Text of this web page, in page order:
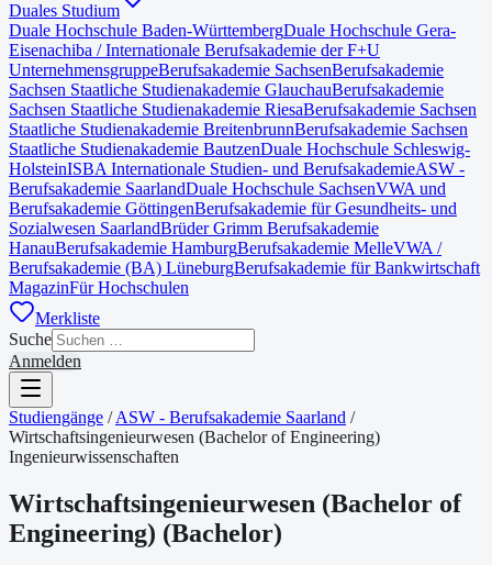
Duales Studium
Duale Hochschule Baden-WürttembergDuale Hochschule Gera-
Eisenachiba / Internationale Berufsakademie der F+U
UnternehmensgruppeBerufsakademie SachsenBerufsakademie
Sachsen Staatliche Studienakademie GlauchauBerufsakademie
Sachsen Staatliche Studienakademie RiesaBerufsakademie Sachsen
Staatliche Studienakademie BreitenbrunnBerufsakademie Sachsen
Staatliche Studienakademie BautzenDuale Hochschule Schleswig-
HolsteinISBA Internationale Studien- und BerufsakademieASW -
Berufsakademie SaarlandDuale Hochschule SachsenVWA und
Berufsakademie GöttingenBerufsakademie für Gesundheits- und
Sozialwesen SaarlandBrüder Grimm Berufsakademie
HanauBerufsakademie HamburgBerufsakademie MelleVWA /
Berufsakademie (BA) LüneburgBerufsakademie für Bankwirtschaft
MagazinFür Hochschulen
Merkliste
Suche
Anmelden
Studiengänge / ASW - Berufsakademie Saarland /
Wirtschaftsingenieurwesen (Bachelor of Engineering)
Ingenieurwissenschaften
Wirtschaftsingenieurwesen (Bachelor of
Engineering) (Bachelor)